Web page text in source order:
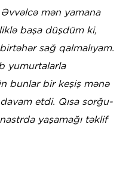
mən yamana
başa düşdüm ki,
sağ qalmalıyam.
yumurtalarla
bunlar bir keşiş mənə
etdi. Qısa sorğu-
yaşamağı təklif